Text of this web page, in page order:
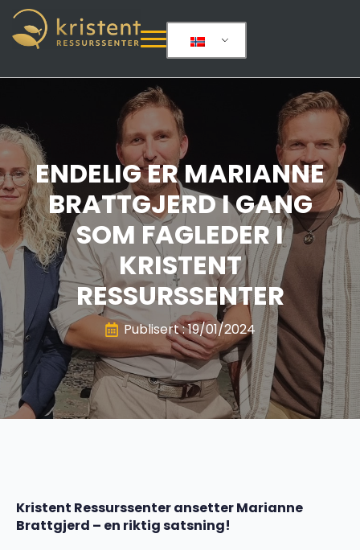
ENDELIG ER MARIANNE
BRATTGJERD I GANG
SOM FAGLEDER I
KRISTENT
RESSURSSENTER
Publisert : 19/01/2024
Kristent Ressurssenter ansetter Marianne
Brattgjerd – en riktig satsning!